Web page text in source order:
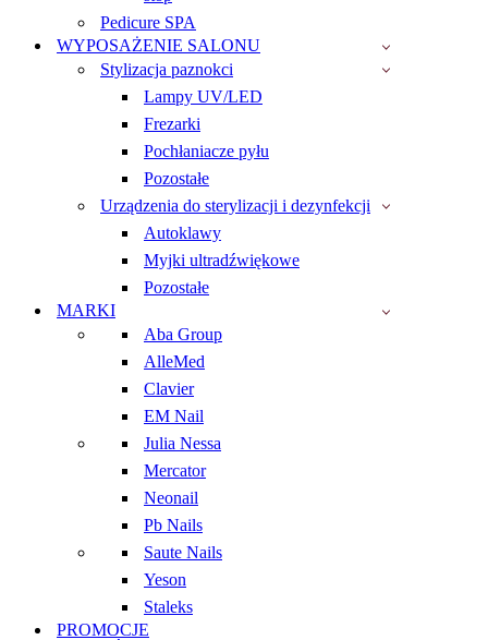
Pedicure SPA
WYPOSAŻENIE SALONU
Stylizacja paznokci
Lampy UV/LED
Frezarki
Pochłaniacze pyłu
Pozostałe
Urządzenia do sterylizacji i dezynfekcji
Autoklawy
Myjki ultradźwiękowe
Pozostałe
MARKI
Aba Group
AlleMed
Clavier
EM Nail
Julia Nessa
Mercator
Neonail
Pb Nails
Saute Nails
Yeson
Staleks
PROMOCJE